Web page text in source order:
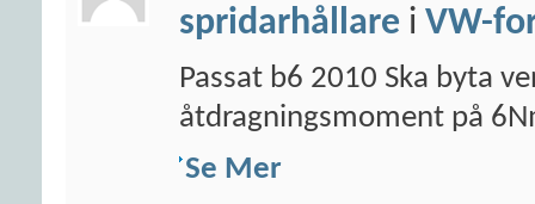
spridarhållare i VW-
Passat b6 2010 Ska byta
åtdragningsmoment på
Se Mer